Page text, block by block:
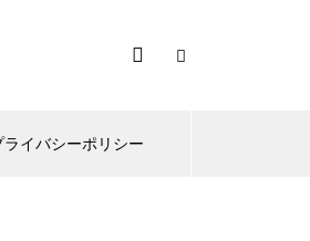
ライバシーポリシー